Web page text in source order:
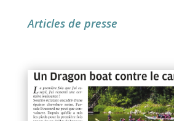
Articles de presse